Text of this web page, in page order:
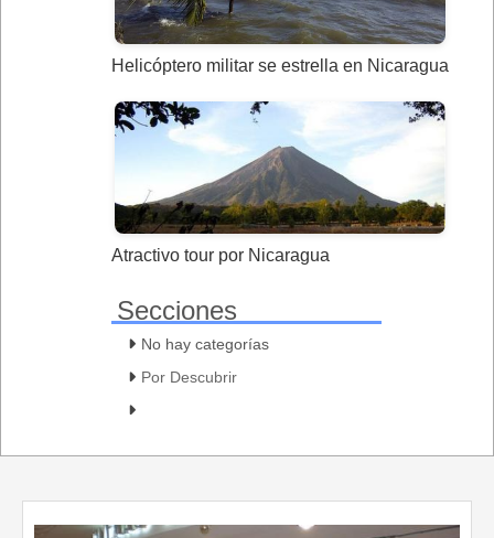
Helicóptero militar se estrella en Nicaragua
Atractivo tour por Nicaragua
Secciones
No hay categorías
Por Descubrir